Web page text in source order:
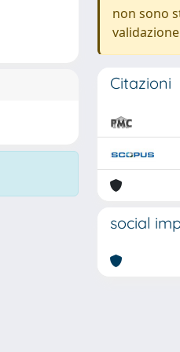
non sono
Citazioni
social